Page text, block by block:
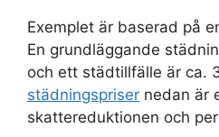
Exemplet är baserad på
En grundläggande
och ett städtillfälle är ca.
städningspriser nedan är
skattereduktionen och